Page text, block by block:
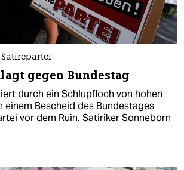
gegen Bundestag
durch ein Schlupfloch von hohen
einem Bescheid des Bundestages
vor dem Ruin. Satiriker Sonneborn